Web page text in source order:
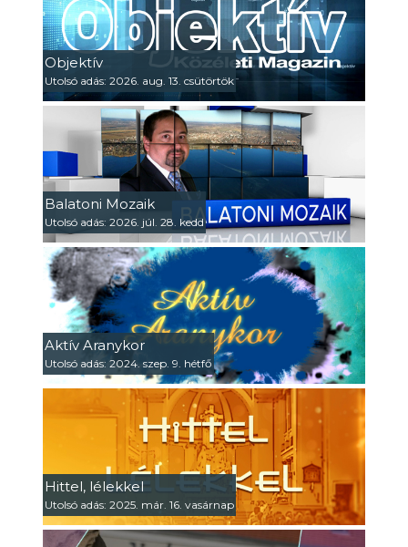
Objektív
Utolsó adás: 2026. aug. 13. csütörtök
Balatoni Mozaik
Utolsó adás: 2026. júl. 28. kedd
Aktív Aranykor
Utolsó adás: 2024. szep. 9. hétfő
Hittel, lélekkel
Utolsó adás: 2025. már. 16. vasárnap